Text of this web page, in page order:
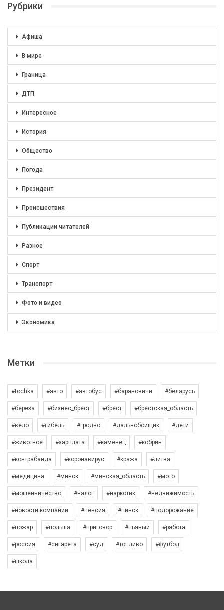
Рубрики
Афиша
В мире
Граница
ДТП
Интересное
История
Общество
Погода
Президент
Происшествия
Публикации читателей
Разное
Спорт
Транспорт
Фото и видео
Экономика
Метки
#tochka #авто #автобус #барановичи #беларусь
#берёза #бизнес_брест #брест #брестская_область
#вело #гибель #гродно #дальнобойщик #дети
#животное #зарплата #каменец #кобрин
#контрабанда #коронавирус #кража #литва
#медицина #минск #минская_область #мото
#мошенничество #налог #наркотик #недвижимость
#новости компаний #пенсия #пинск #подорожание
#пожар #польша #приговор #пьяный #работа
#россия #сигарета #суд #топливо #футбол
#школа